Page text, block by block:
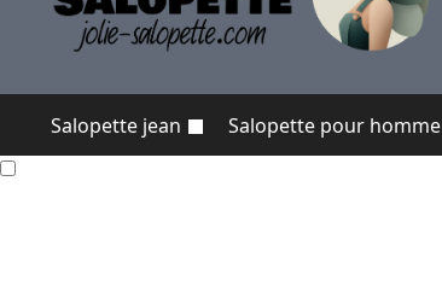
Salopette jean Salopette pour homme